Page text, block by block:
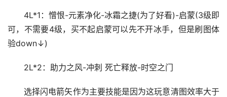
4L*1：憎恨-元素净化-冰霜之捷(为了好看)-启蒙(3级即
可，不需要4级，买不起启蒙可以先不开冰手，但是刷图体
验down↓)
2L*2：助力之风-冲刺 死亡释放-时空之门
选择闪电箭矢作为主要技能是因为这玩意清图效率大于